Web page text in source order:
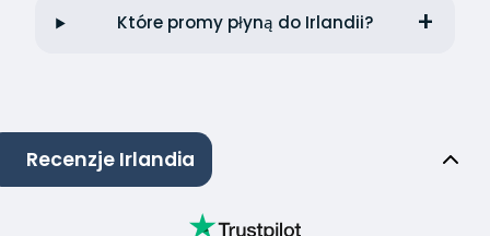
Które promy płyną do Irlandii?
Recenzje Irlandia